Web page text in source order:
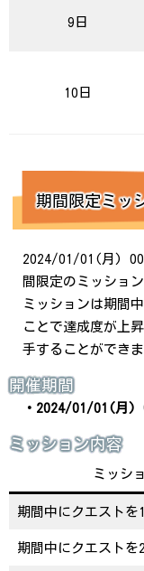
9日
10日
期間限定ミッ
2024/01/01(月)
間限定のミッショ
ミッションは期間
ことで達成度が上
手することができま
開催期間
・2024/01/01(月
ミッション内容
ミッシ
期間中にクエストを
期間中にクエストを